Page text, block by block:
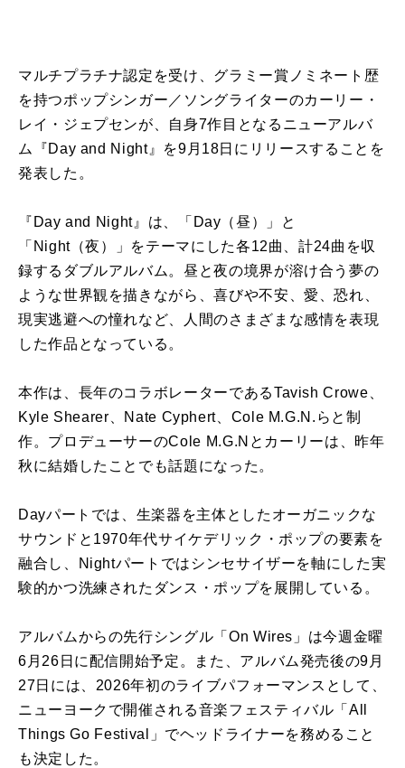
マルチプラチナ認定を受け、グラミー賞ノミネート歴
を持つポップシンガー／ソングライターのカーリー・
レイ・ジェプセンが、自身7作目となるニューアルバ
ム『Day and Night』を9月18日にリリースすることを
発表した。
『Day and Night』は、「Day（昼）」と
「Night（夜）」をテーマにした各12曲、計24曲を収
録するダブルアルバム。昼と夜の境界が溶け合う夢の
ような世界観を描きながら、喜びや不安、愛、恐れ、
現実逃避への憧れなど、人間のさまざまな感情を表現
した作品となっている。
本作は、長年のコラボレーターであるTavish Crowe、
Kyle Shearer、Nate Cyphert、Cole M.G.N.らと制
作。プロデューサーのCole M.G.Nとカーリーは、昨年
秋に結婚したことでも話題になった。
Dayパートでは、生楽器を主体としたオーガニックな
サウンドと1970年代サイケデリック・ポップの要素を
融合し、Nightパートではシンセサイザーを軸にした実
験的かつ洗練されたダンス・ポップを展開している。
アルバムからの先行シングル「On Wires」は今週金曜
6月26日に配信開始予定。また、アルバム発売後の9月
27日には、2026年初のライブパフォーマンスとして、
ニューヨークで開催される音楽フェスティバル「All
Things Go Festival」でヘッドライナーを務めること
も決定した。